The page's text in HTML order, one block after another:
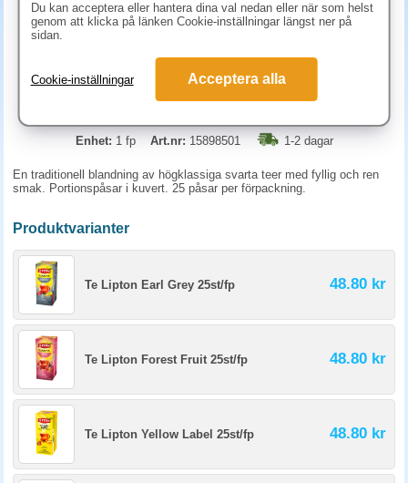
48.80 kr
KÖP
Enhet: 1 fp Art.nr: 15898501 1-2 dagar
En traditionell blandning av högklassiga svarta teer med fyllig och ren
smak. Portionspåsar i kuvert. 25 påsar per förpackning.
Produktvarianter
Te Lipton Earl Grey 25st/fp 48.80 kr
Te Lipton Forest Fruit 25st/fp 48.80 kr
Te Lipton Yellow Label 25st/fp 48.80 kr
Du kan acceptera eller hantera dina val nedan eller när som helst
genom att klicka på länken Cookie-inställningar längst ner på
sidan.
Cookie-inställningar Acceptera alla